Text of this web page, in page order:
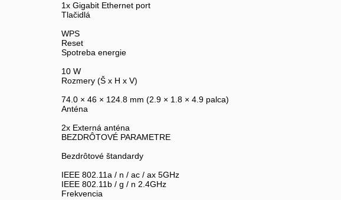
1x Gigabit Ethernet port
Tlačidlá
WPS
Reset
Spotreba energie
10 W
Rozmery (Š x H x V)
74.0 × 46 × 124.8 mm (2.9 × 1.8 × 4.9 palca)
Anténa
2x Externá anténa
BEZDRÔTOVÉ PARAMETRE
Bezdrôtové štandardy
IEEE 802.11a / n / ac / ax 5GHz
IEEE 802.11b / g / n 2.4GHz
Frekvencia